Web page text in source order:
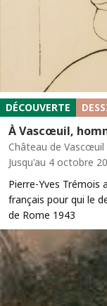
DÉCOUVERTE
À Vascœuil,
Château de Vascœuil
Jusqu'au 4 octobre
Pierre-Yves
français pour qui le
de Rome 1943